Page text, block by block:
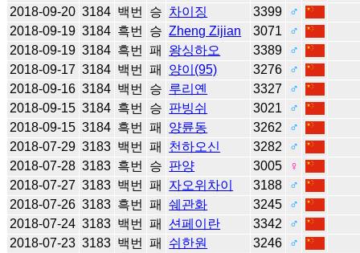
2018-09-20 3184 백번 승 차이징 3399
♂
2018-09-19 3184 흑번 승 Zheng Zijian 3071
♂
2018-09-19 3184 흑번 패 왕싱하오 3389
♂
2018-09-17 3184 백번 패 양이(95) 3276
♂
2018-09-16 3184 백번 승 루리옌 3327
♂
2018-09-15 3184 흑번 승 판빙쉬 3021
♂
2018-09-15 3184 흑번 패 양륜동 3262
♂
2018-07-29 3183 백번 패 천하오신 3282
♂
2018-07-28 3183 흑번 승 판양 3005
♀
2018-07-27 3183 백번 패 자오위차이 3188
♂
2018-07-26 3183 흑번 패 쉐관화 3245
♂
2018-07-24 3183 백번 패 션페이란 3342
♂
2018-07-23 3183 백번 패 쉬한원 3246
♂